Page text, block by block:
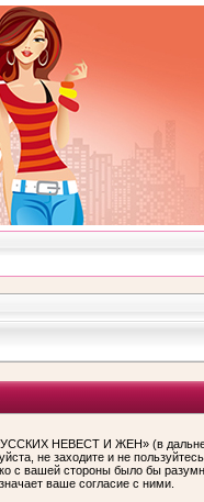
НЕВЕСТ И ЖЕН» (в
не заходите и не
с вашей стороны было бы
ваше согласие с ними.